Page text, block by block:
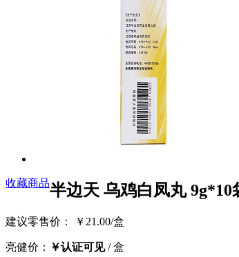
收藏商品半边天 乌鸡白凤丸 9g*10
建议零售价： ￥21.00/盒
亮健价： ￥认证可见/ 盒